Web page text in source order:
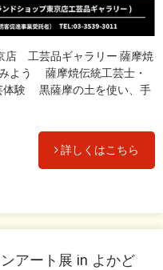
工芸品ギャラリー 薩摩焼
よう 薩摩焼伝統工芸士・
体験 黒薩摩の土を使い、手
詳しくはこちら
アート展 in よかど